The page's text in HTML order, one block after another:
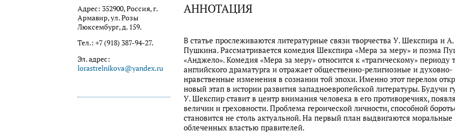
Адрес: 352900, Россия, г.
Армавир, ул. Розы
Люксембург, д. 159.
Тел.: +7 (918) 387-94-27.
Эл. адрес:
lorastrelnikova@yandex.ru
АННОТАЦИЯ
В статье прослеживаются литературные связи творчества У. Шекспира и
Пушкина. Рассматривается комедия Шекспира «Мера за меру» и поэма
«Анджело». Комедия «Мера за меру» относится к «трагическому» периоду
английского драматурга и отражает общественно-религиозные и духовно-
нравственные изменения в сознании той эпохи. Именно этот перелом
новый этап в истории развития западноевропейской литературы. Будучи
У. Шекспир ставит в центр внимания человека в его противоречиях,
величии и греховности. Проблема героической личности, способной
становится не столь актуальной. На первый план выдвигаются моральные
облеченных властью правителей.